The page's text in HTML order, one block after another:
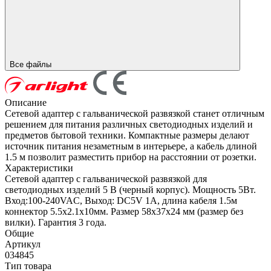
Все файлы
Описание
Сетевой адаптер с гальванической развязкой станет отличным
решением для питания различных светодиодных изделий и
предметов бытовой техники. Компактные размеры делают
источник питания незаметным в интерьере, а кабель длиной
1.5 м позволит разместить прибор на расстоянии от розетки.
Характеристики
Сетевой адаптер с гальванической развязкой для
светодиодных изделий 5 В (черный корпус). Мощность 5Вт.
Вход:100-240VAC, Выход: DC5V 1A, длина кабеля 1.5м
коннектор 5.5x2.1x10мм. Размер 58x37x24 мм (размер без
вилки). Гарантия 3 года.
Общие
Артикул
034845
Тип товара